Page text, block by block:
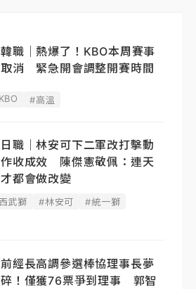
韓職｜熱爆了！KBO本周賽事
取消 緊急開會調整開賽時間
#高溫
日職｜林安可下二軍改打擊動
作收成效 陳傑憲敬佩：連天
才都會做改變
武獅 #林安可
#統一獅
前經長高調參選棒協理事長夢
碎！僅獲76票爭到理事 郭智